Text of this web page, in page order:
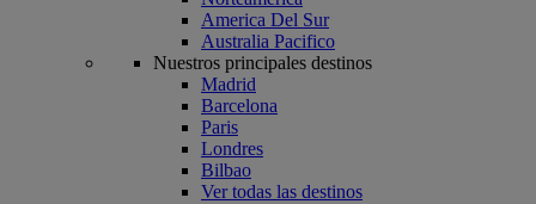
America Del Sur
Australia Pacifico
Nuestros principales destinos
Madrid
Barcelona
Paris
Londres
Bilbao
Ver todas las destinos